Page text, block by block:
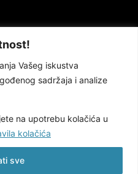
Vašeg iskustva
sadržaja i analize
na upotrebu kolačića u
kolačića
sve